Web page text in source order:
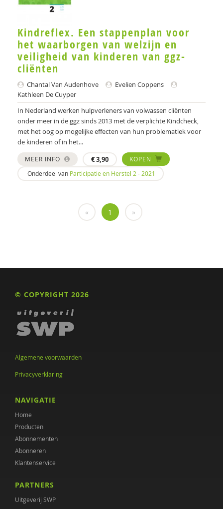
Denise Bodden
Leonieke Boendermaker
Hester de Boer
Noor de Boer
Esther Bontekoe
Nynke Boonstra
Ellen van den Broek
Marieke Bruggemann-Kluvers
Sarah Capel
Mariëlle Cloin
Evelien Coppens
Daan Creemers
Ivy Defoe
Paula Dekkers-Verbon
Symone Detmar
Kindreflex. Een stappenplan voor
het waarborgen van welzijn en
veiligheid van kinderen van ggz-
cliënten
Chantal Van Audenhove
Evelien Coppens
Kathleen De Cuyper
In Nederland werken hulpverleners van volwassen cliënten
onder meer in de ggz sinds 2013 met de verplichte Kindcheck,
met het oog op mogelijke effecten van hun problematiek voor
de kinderen of in het...
MEER INFO €3,90
KOPEN
Onderdeel van Participatie en Herstel 2 - 2021
« 1 »
© COPYRIGHT 2026
Algemene voorwaarden
Privacyverklaring
NAVIGATIE
Home
Producten
Abonnementen
Abonneren
Klantenservice
PARTNERS
Uitgeverij SWP